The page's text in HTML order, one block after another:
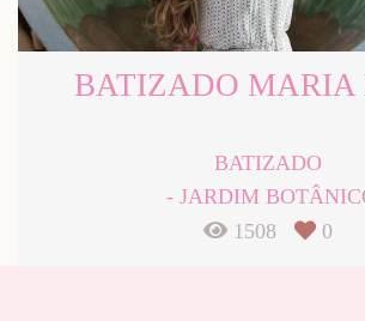
BATIZADO
BATIZADO
JARDIM
1508
0